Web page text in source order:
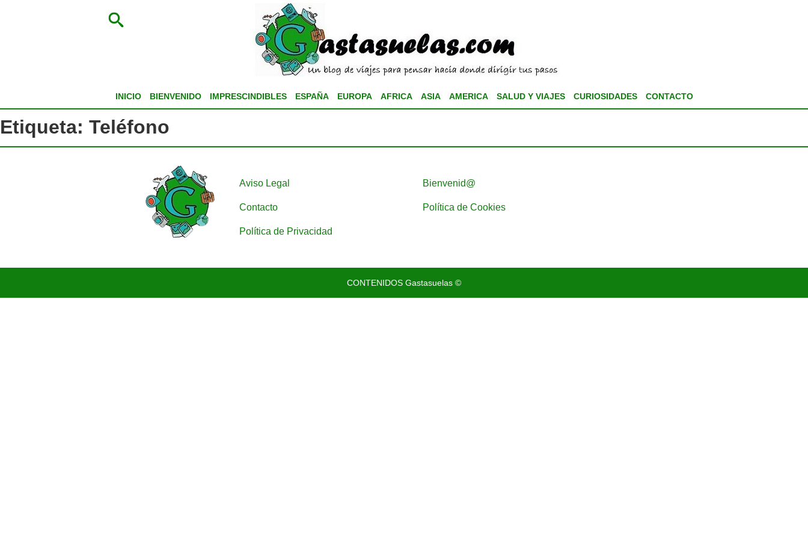
INICIO BIENVENIDO IMPRESCINDIBLES ESPAÑA EUROPA AFRICA ASIA AMERICA SALUD Y VIAJES CURIOSIDADES CONTACTO
Etiqueta: Teléfono
Aviso Legal Bienvenid@
Contacto Política de Cookies
Política de Privacidad
CONTENIDOS Gastasuelas ©